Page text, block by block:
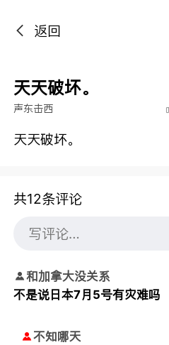
返回
天天破坏。
声东击西
天天破坏。
共12条评论
和加拿大没关系
不是说日本7月5号有灾难吗
不知哪天